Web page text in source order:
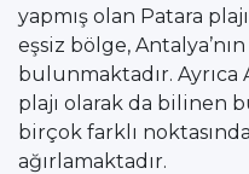
yapmış olan Patara
eşsiz bölge,
bulunmaktadır.
plajı olarak da bilinen
birçok farklı
ağırlamaktadır.